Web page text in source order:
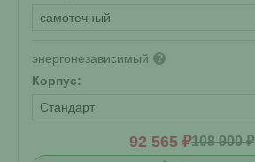
самотечный
энергонезависимый ?
Корпус:
Стандарт
92 565 ₽108 900 ₽